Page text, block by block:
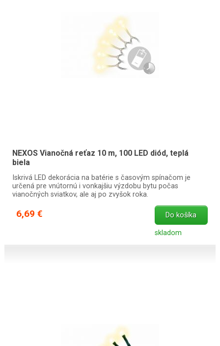
NEXOS Vianočná reťaz 10 m, 100 LED diód, teplá
biela
Iskrivá LED dekorácia na batérie s časovým spínačom je
určená pre vnútornú i vonkajšiu výzdobu bytu počas
vianočných sviatkov, ale aj po zvyšok roka.
6,69 € Do košíka
skladom